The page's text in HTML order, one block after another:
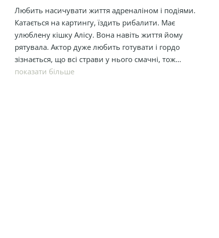
Любить насичувати життя адреналіном і подіями.
Катається на картингу, їздить рибалити. Має
улюблену кішку Алісу. Вона навіть життя йому
рятувала. Актор дуже любить готувати і гордо
зізнається, що всі страви у нього смачні, тож
виділяти фірмову не бачить сенсу. Михайло точно
показати більше